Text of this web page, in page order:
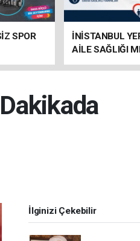
SPOR
İNİSTANBUL
AİLE SAĞLIĞI
HAZIRLIKLAR
İlginizi Çekebilir